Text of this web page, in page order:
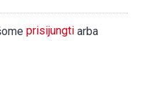
prisijungti arba